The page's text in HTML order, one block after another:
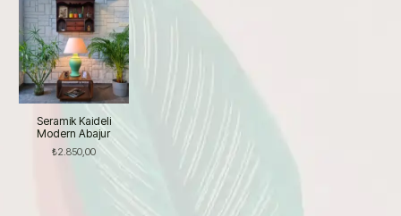
Seramik Kaideli
Modern Abajur
₺2.850,00